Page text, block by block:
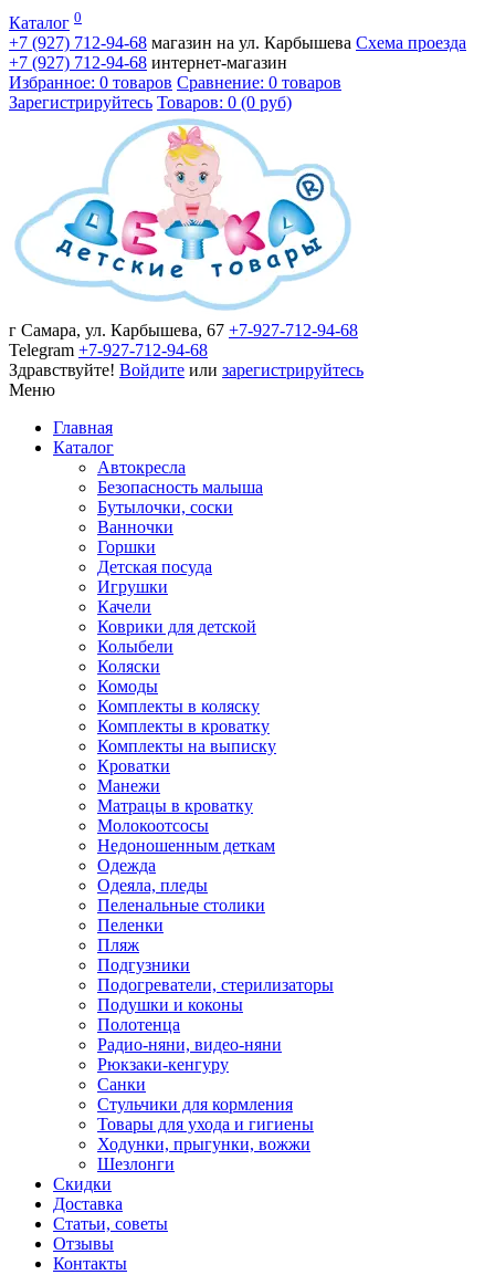
Каталог 0
+7 (927) 712-94-68 магазин на ул. Карбышева Схема проезда
+7 (927) 712-94-68 интернет-магазин
Избранное: 0 товаров Сравнение: 0 товаров
Зарегистрируйтесь Товаров: 0 (0 руб)
г Самара, ул. Карбышева, 67 +7-927-712-94-68
Telegram +7-927-712-94-68
Здравствуйте! Войдите или зарегистрируйтесь
Меню
Главная
Каталог
Автокресла
Безопасность малыша
Бутылочки, соски
Ванночки
Горшки
Детская посуда
Игрушки
Качели
Коврики для детской
Колыбели
Коляски
Комоды
Комплекты в коляску
Комплекты в кроватку
Комплекты на выписку
Кроватки
Манежи
Матрацы в кроватку
Молокоотсосы
Недоношенным деткам
Одежда
Одеяла, пледы
Пеленальные столики
Пеленки
Пляж
Подгузники
Подогреватели, стерилизаторы
Подушки и коконы
Полотенца
Радио-няни, видео-няни
Рюкзаки-кенгуру
Санки
Стульчики для кормления
Товары для ухода и гигиены
Ходунки, прыгунки, вожжи
Шезлонги
Скидки
Доставка
Статьи, советы
Отзывы
Контакты